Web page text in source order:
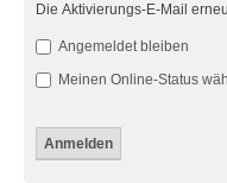
Die Aktivierungs-E-Mail
Angemeldet bleiben
Meinen Online-Status